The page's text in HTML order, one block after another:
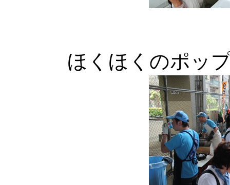
ほくほくのポッ